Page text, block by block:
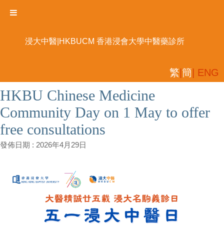
HKBU Chinese Medicine
Community Day on 1 May to offer
free consultations
發佈日期 : 2026年4月29日
浸大中醫|HKBUCM 香港浸會大學中醫藥診所
繁 簡 | ENG